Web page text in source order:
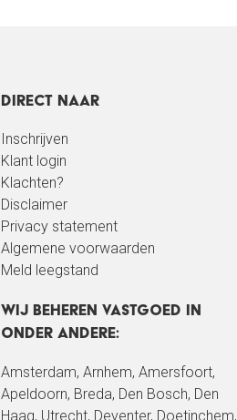
Direct naar
Inschrijven
Klant login
Klachten?
Disclaimer
Privacy statement
Algemene voorwaarden
Meld leegstand
Wij beheren vastgoed in
onder andere:
Amsterdam, Arnhem, Amersfoort,
Apeldoorn, Breda, Den Bosch, Den
Haag, Utrecht, Deventer, Doetinchem,